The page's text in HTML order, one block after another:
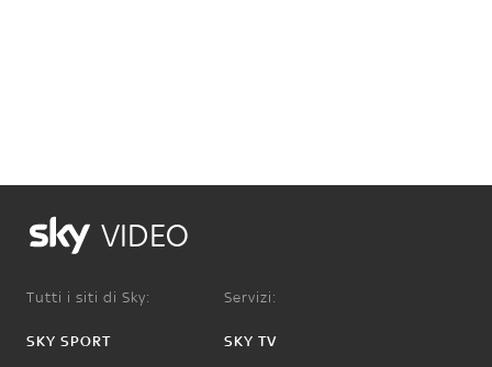
VIDEO
Tutti i siti di Sky:
SKY SPORT
Servizi:
SKY TV